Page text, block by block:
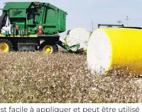
facile à appliquer et peut être